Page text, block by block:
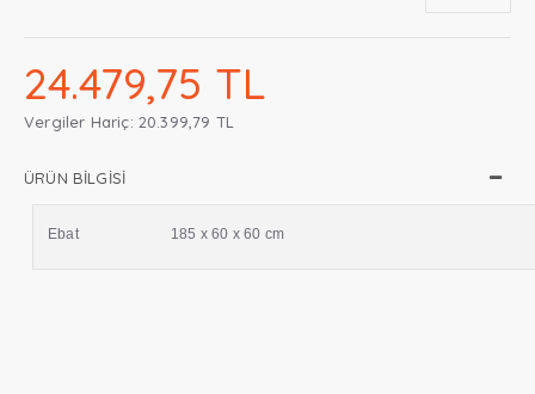
24.479,75 TL
Vergiler Hariç: 20.399,79 TL
ÜRÜN BILGISI
Ebat 185 x 60 x 60 cm